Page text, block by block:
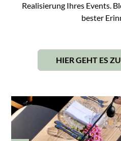
Realisierung Ihres Events.
bester
HIER GEHT ES